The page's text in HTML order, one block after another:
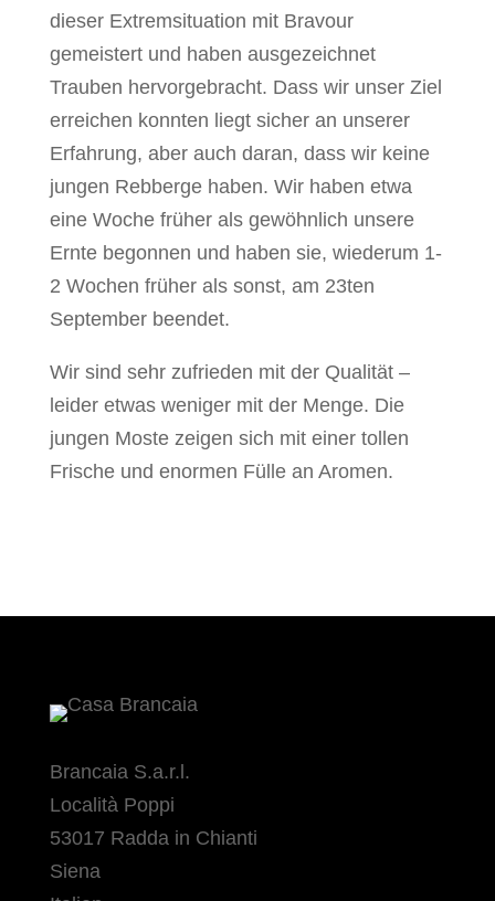
dieser Extremsituation mit Bravour
gemeistert und haben ausgezeichnet
Trauben hervorgebracht. Dass wir unser Ziel
erreichen konnten liegt sicher an unserer
Erfahrung, aber auch daran, dass wir keine
jungen Rebberge haben. Wir haben etwa
eine Woche früher als gewöhnlich unsere
Ernte begonnen und haben sie, wiederum 1-
2 Wochen früher als sonst, am 23ten
September beendet.
Wir sind sehr zufrieden mit der Qualität –
leider etwas weniger mit der Menge. Die
jungen Moste zeigen sich mit einer tollen
Frische und enormen Fülle an Aromen.
Brancaia S.a.r.l.
Località Poppi
53017 Radda in Chianti
Siena